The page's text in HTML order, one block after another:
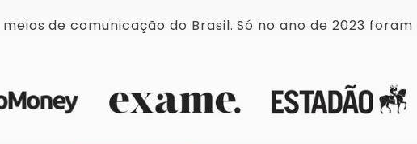
de comunicação do Brasil. Só no ano de 2023 foram